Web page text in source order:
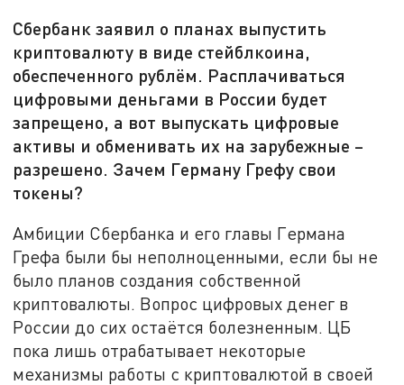
Сбербанк заявил о планах выпустить
криптовалюту в виде стейблкоина,
обеспеченного рублём. Расплачиваться
цифровыми деньгами в России будет
запрещено, а вот выпускать цифровые
активы и обменивать их на зарубежные –
разрешено. Зачем Герману Грефу свои
токены?
Амбиции Сбербанка и его главы Германа
Грефа были бы неполноценными, если бы не
было планов создания собственной
криптовалюты. Вопрос цифровых денег в
России до сих остаётся болезненным. ЦБ
пока лишь отрабатывает некоторые
механизмы работы с криптовалютой в своей